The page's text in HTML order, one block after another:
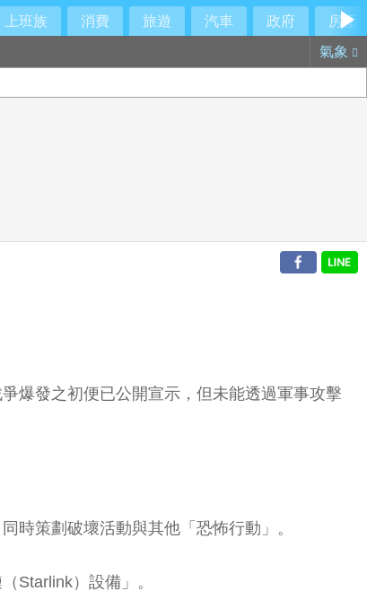
上班族 消費 旅遊 汽車 政府
房產
氣象
爆發之初便已公開宣示，但未能透過軍事攻擊
時策劃破壞活動與其他「恐怖行動」。
Starlink）設備」。